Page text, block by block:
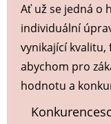
Ať už se jedná o
individuální
vynikající
abychom pro
hodnotu a